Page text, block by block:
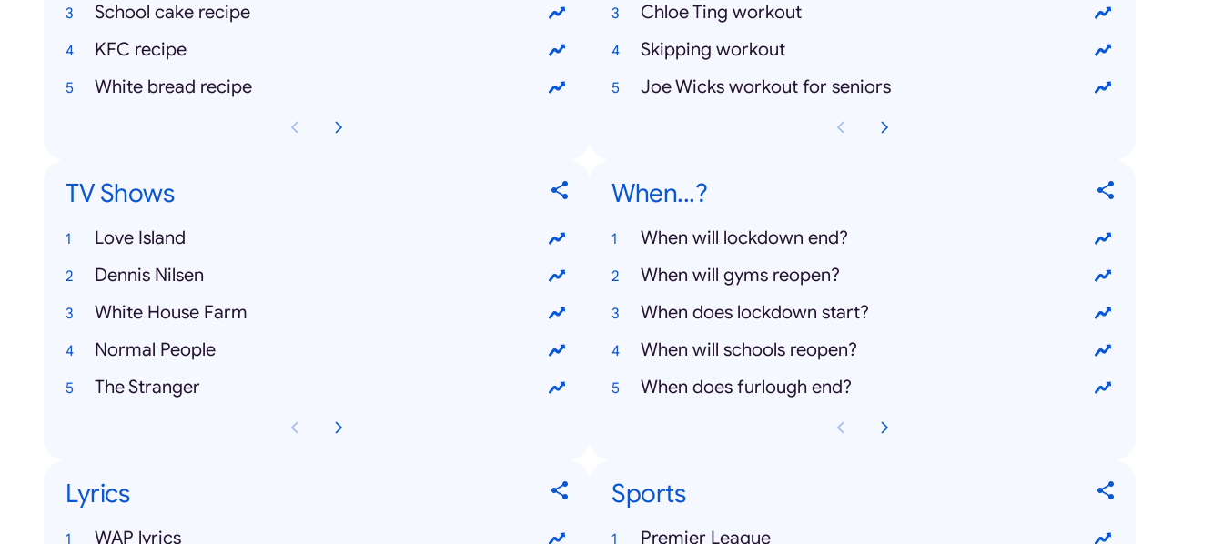
School cake recipe
KFC recipe
White bread recipe
Chloe Ting workout
Skipping workout
Joe Wicks workout for seniors
TV Shows
Love Island
Dennis Nilsen
White House Farm
Normal People
The Stranger
When...?
When will lockdown end?
When will gyms reopen?
When does lockdown start?
When will schools reopen?
When does furlough end?
Lyrics
WAP lyrics
Sports
Premier League